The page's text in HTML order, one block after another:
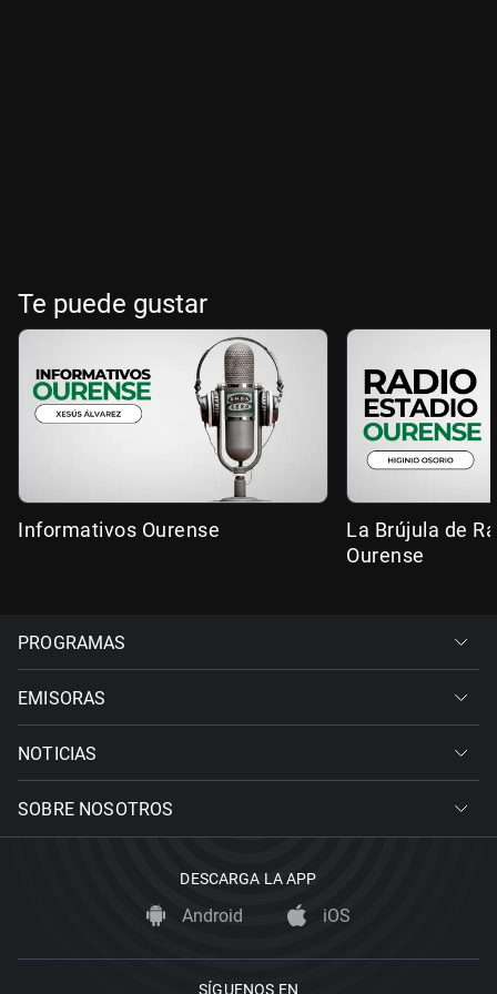
Te puede gustar
Informativos Ourense
La Brújula de
Ourense
PROGRAMAS
EMISORAS
NOTICIAS
SOBRE NOSOTROS
DESCARGA LA APP
Android iOS
SÍGUENOS EN